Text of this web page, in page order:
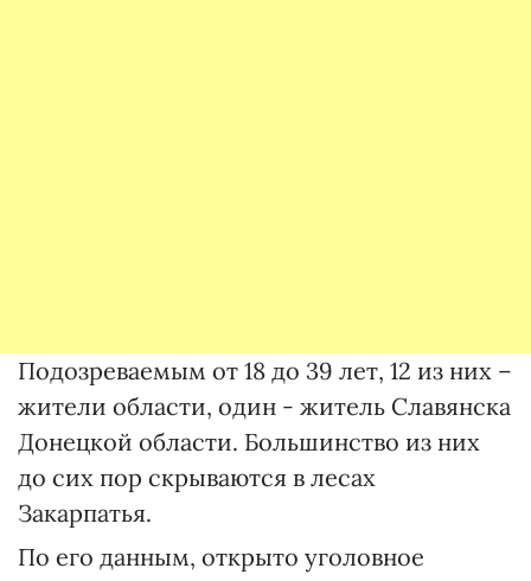
Подозреваемым от 18 до 39 лет, 12 из них –
жители области, один - житель Славянска
Донецкой области. Большинство из них
до сих пор скрываются в лесах
Закарпатья.
По его данным, открыто уголовное